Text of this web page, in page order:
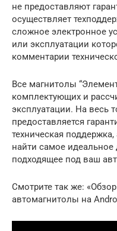
не предоставляют
осуществляет
сложное электронное
или эксплуатации
комментарии
Все магнитолы
комплектующих и
эксплуатации. На весь
предоставляется
техническая
найти самое идеальное
подходящее под ваш
Смотрите так же:
автомагнитолы на